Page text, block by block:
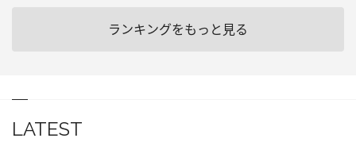
ランキングをもっと見る
LATEST